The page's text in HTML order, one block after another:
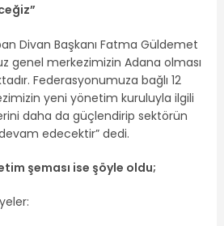
Divan Başkanı Fatma Güldemet
genel merkezimizin Adana olması
Federasyonumuza bağlı 12
yeni yönetim kuruluyla ilgili
daha da güçlendirip sektörün
devam edecektir” dedi.
şeması ise şöyle oldu;